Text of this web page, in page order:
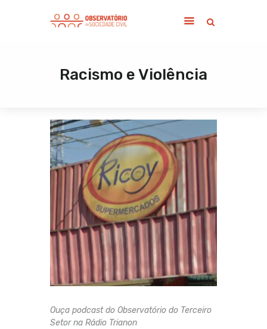
Racismo e Violência
Home
Publicações
Contato
Ouça podcast do Observatório do Terceiro
Setor na Rádio Trianon